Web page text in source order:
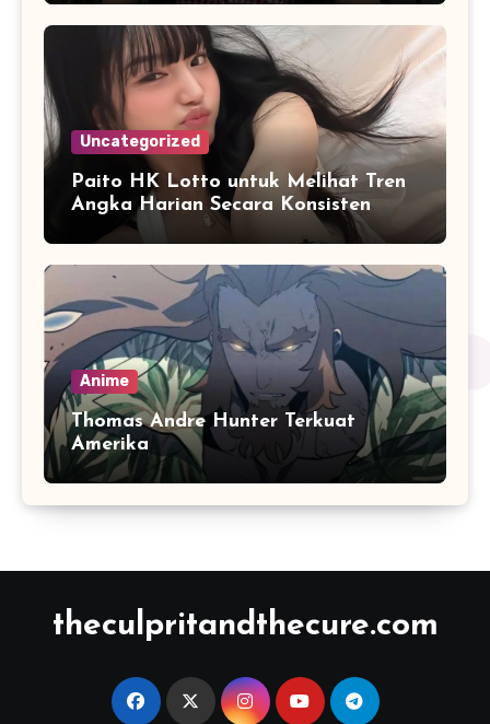
Uncategorized
Paito HK Lotto untuk Melihat Tren
Angka Harian Secara Konsisten
Anime
Thomas Andre Hunter Terkuat
Amerika
theculpritandthecure.com